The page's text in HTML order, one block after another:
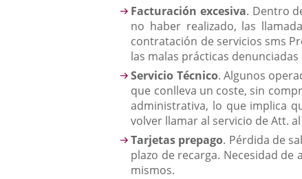
Facturación excesiva. Dentro
no haber realizado, las
contratación de servicios sms
las malas prácticas
Servicio Técnico. Algunos
que conlleva un coste, sin
administrativa, lo que implica
volver llamar al servicio de Att.
Tarjetas prepago. Pérdida de
plazo de recarga. Necesidad
mismos.